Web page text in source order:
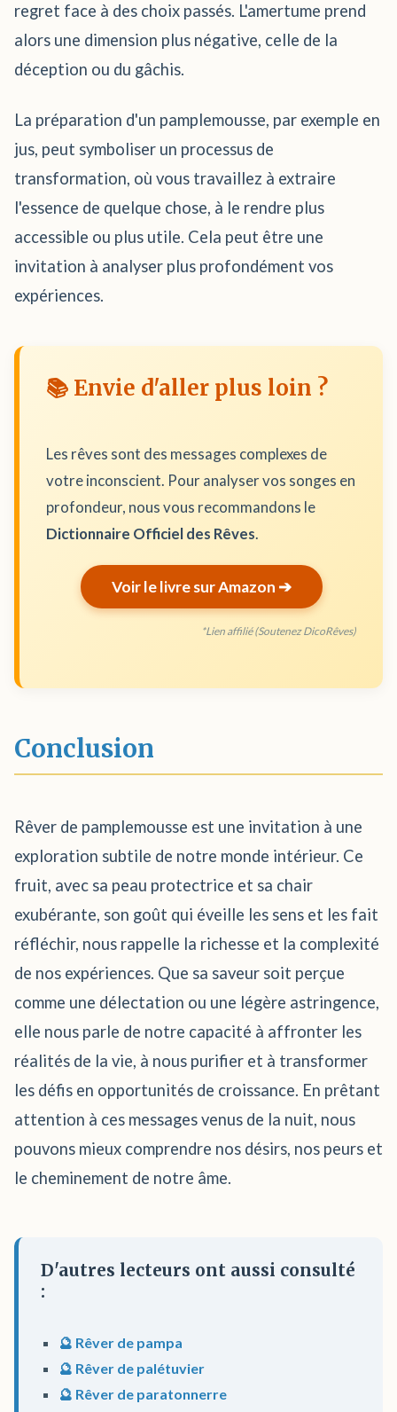
regret face à des choix passés. L'amertume prend
alors une dimension plus négative, celle de la
déception ou du gâchis.
La préparation d'un pamplemousse, par exemple en
jus, peut symboliser un processus de
transformation, où vous travaillez à extraire
l'essence de quelque chose, à le rendre plus
accessible ou plus utile. Cela peut être une
invitation à analyser plus profondément vos
expériences.
📚 Envie d'aller plus loin ?
Les rêves sont des messages complexes de
votre inconscient. Pour analyser vos songes en
profondeur, nous vous recommandons le
Dictionnaire Officiel des Rêves.
Voir le livre sur Amazon ➔
*Lien affilié (Soutenez DicoRêves)
Conclusion
Rêver de pamplemousse est une invitation à une
exploration subtile de notre monde intérieur. Ce
fruit, avec sa peau protectrice et sa chair
exubérante, son goût qui éveille les sens et les fait
réfléchir, nous rappelle la richesse et la complexité
de nos expériences. Que sa saveur soit perçue
comme une délectation ou une légère astringence,
elle nous parle de notre capacité à affronter les
réalités de la vie, à nous purifier et à transformer
les défis en opportunités de croissance. En prêtant
attention à ces messages venus de la nuit, nous
pouvons mieux comprendre nos désirs, nos peurs et
le cheminement de notre âme.
D'autres lecteurs ont aussi consulté
:
🔮 Rêver de pampa
🔮 Rêver de palétuvier
🔮 Rêver de paratonnerre